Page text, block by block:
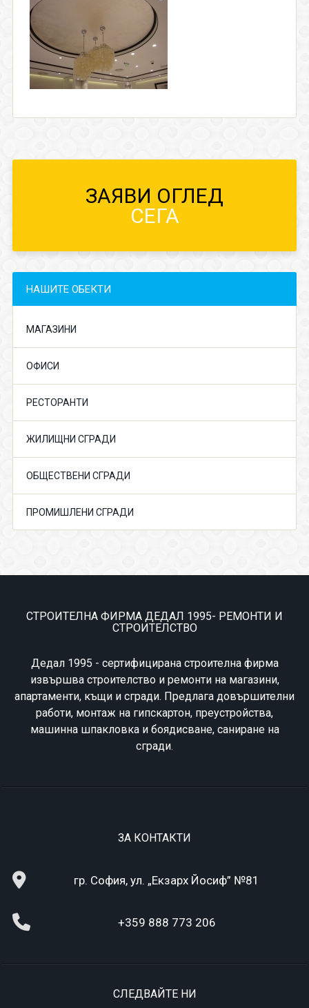
ЗАЯВИ ОГЛЕД
СЕГА
НАШИТЕ ОБЕКТИ
МАГАЗИНИ
ОФИСИ
РЕСТОРАНТИ
ЖИЛИЩНИ СГРАДИ
ОБЩЕСТВЕНИ СГРАДИ
ПРОМИШЛЕНИ СГРАДИ
СТРОИТЕЛНА ФИРМА ДЕДАЛ 1995- РЕМОНТИ И
СТРОИТЕЛСТВО
Дедал 1995 - сертифицирана строителна фирма
извършва строителство и ремонти на магазини,
апартаменти, къщи и сгради. Предлага довършителни
работи, монтаж на гипскартон, преустройства,
машинна шпакловка и боядисване, саниране на
сгради.
ЗА КОНТАКТИ
гр. София, ул. „Екзарх Йосиф” №81
+359 888 773 206
СЛЕДВАЙТЕ НИ